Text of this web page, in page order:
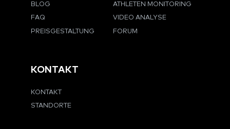
BLOG
FAQ
PREISGESTALTUNG
ATHLETEN MONITORING
VIDEO ANALYSE
FORUM
KONTAKT
KONTAKT
STANDORTE